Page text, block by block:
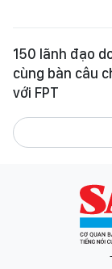
150 lãnh đạo
cùng bàn câu
với FPT